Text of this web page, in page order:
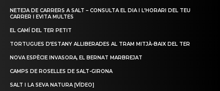
NETEJA DE CARRERS A SALT – CONSULTA EL DIA I L’HORARI DEL TEU
CARRER I EVITA MULTES
EL CAMÍ DEL TER PETIT
TORTUGUES D’ESTANY ALLIBERADES AL TRAM MITJÀ-BAIX DEL TER
NOVA ESPÈCIE INVASORA, EL BERNAT MARBREJAT
CAMPS DE ROSELLES DE SALT-GIRONA
SALT I LA SEVA NATURA [VÍDEO]